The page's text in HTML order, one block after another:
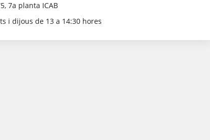
7a planta ICAB
i dijous de 13 a 14:30 hores